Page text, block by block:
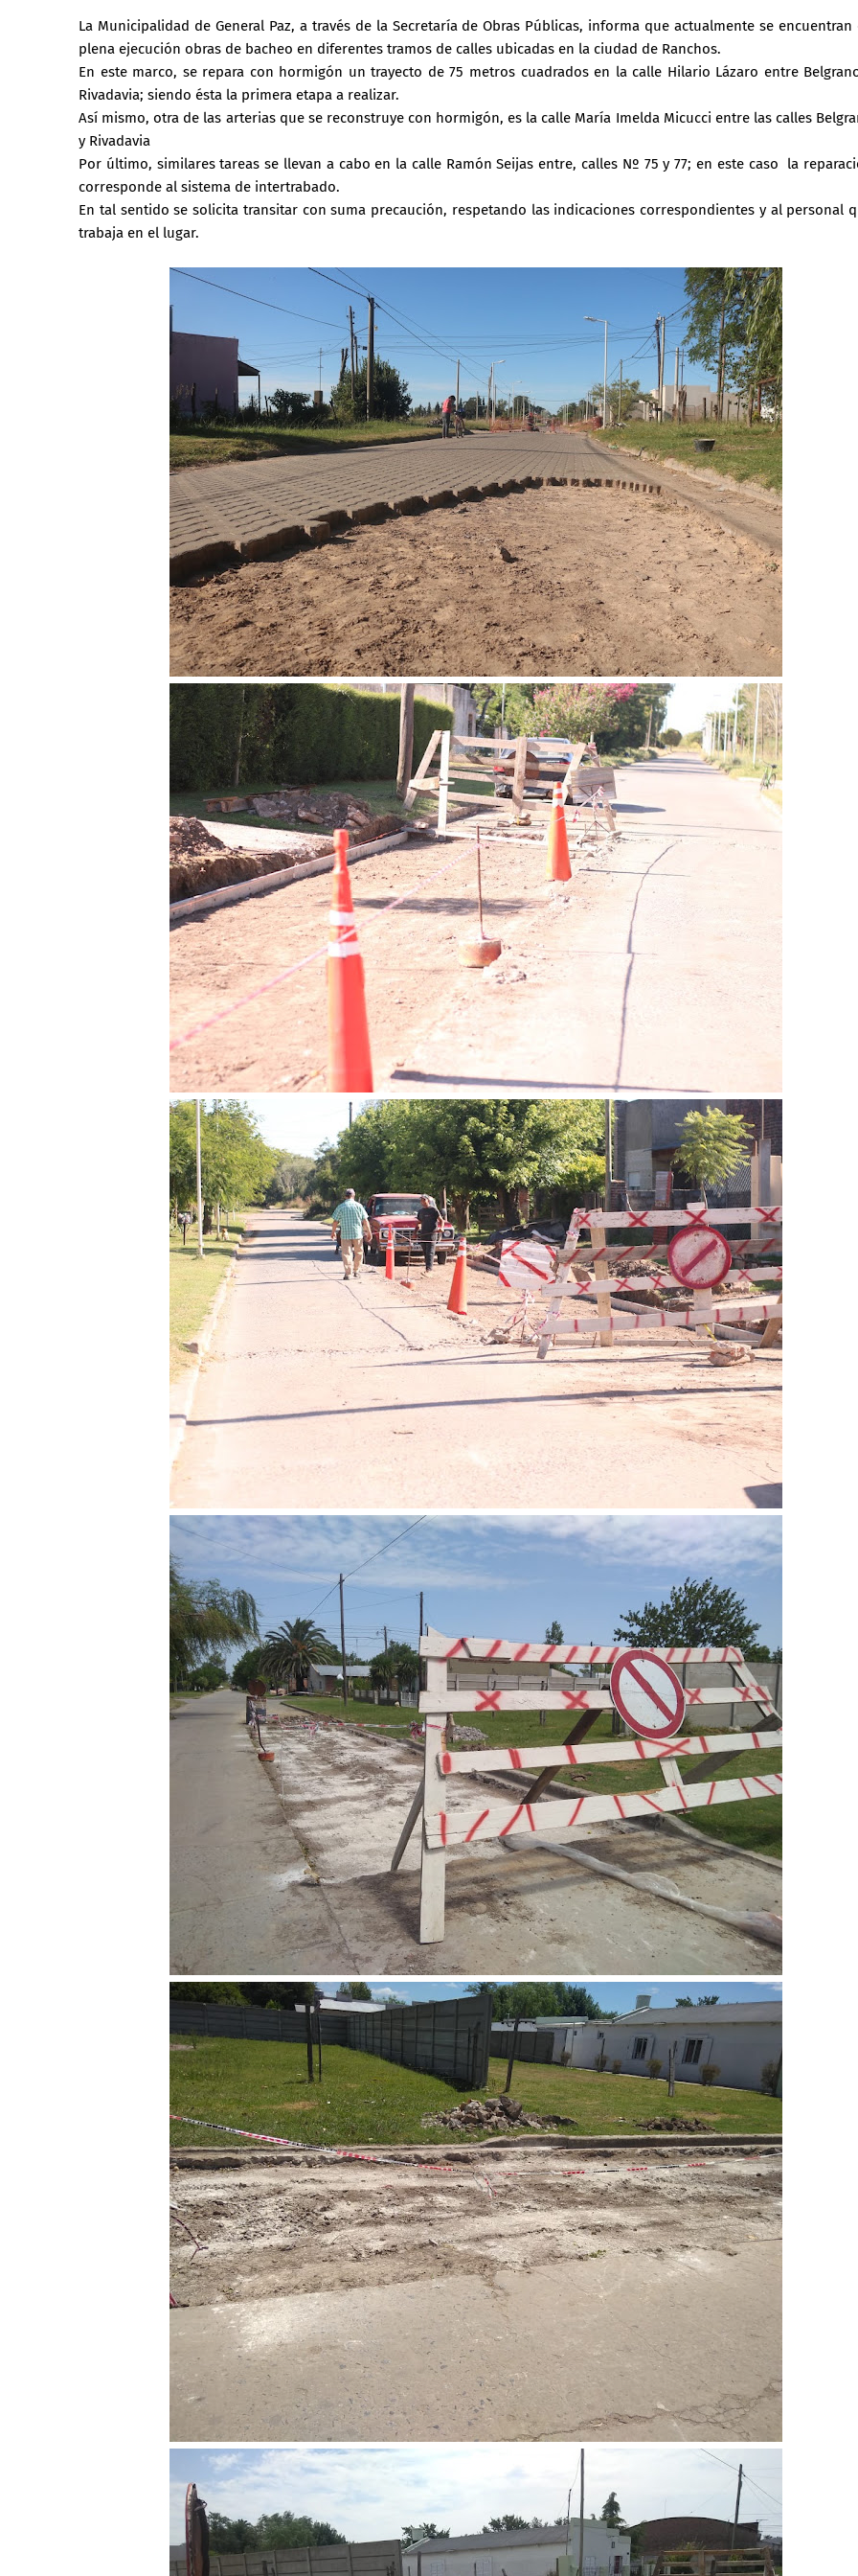
La Municipalidad de General Paz, a través de la Secretaría de Obras Públicas, informa que actualmente se encuentran
plena ejecución obras de bacheo en diferentes tramos de calles ubicadas en la ciudad de Ranchos.
En este marco, se repara con hormigón un trayecto de 75 metros cuadrados en la calle Hilario Lázaro entre
Rivadavia; siendo ésta la primera etapa a realizar.
Así mismo, otra de las arterias que se reconstruye con hormigón, es la calle María Imelda Micucci entre las calles
y Rivadavia
Por último, similares tareas se llevan a cabo en la calle Ramón Seijas entre, calles Nº 75 y 77; en este caso la
corresponde al sistema de intertrabado.
En tal sentido se solicita transitar con suma precaución, respetando las indicaciones correspondientes y al personal
trabaja en el lugar.